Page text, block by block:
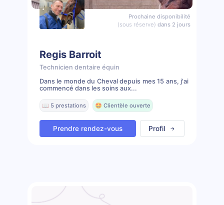
Prochaine disponibilité
(sous réserve) dans 2 jours
Regis Barroit
Technicien dentaire équin
Dans le monde du Cheval depuis mes 15 ans, j'ai
commencé dans les soins aux...
📖 5 prestations 🤩 Clientèle ouverte
Prendre rendez-vous Profil